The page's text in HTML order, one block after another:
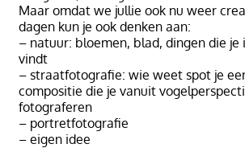
Maar omdat we jullie ook nu weer
dagen kun je ook denken aan:
– natuur: bloemen, blad, dingen die je
vindt
– straatfotografie: wie weet spot je
compositie die je vanuit
fotograferen
– portretfotografie
– eigen idee